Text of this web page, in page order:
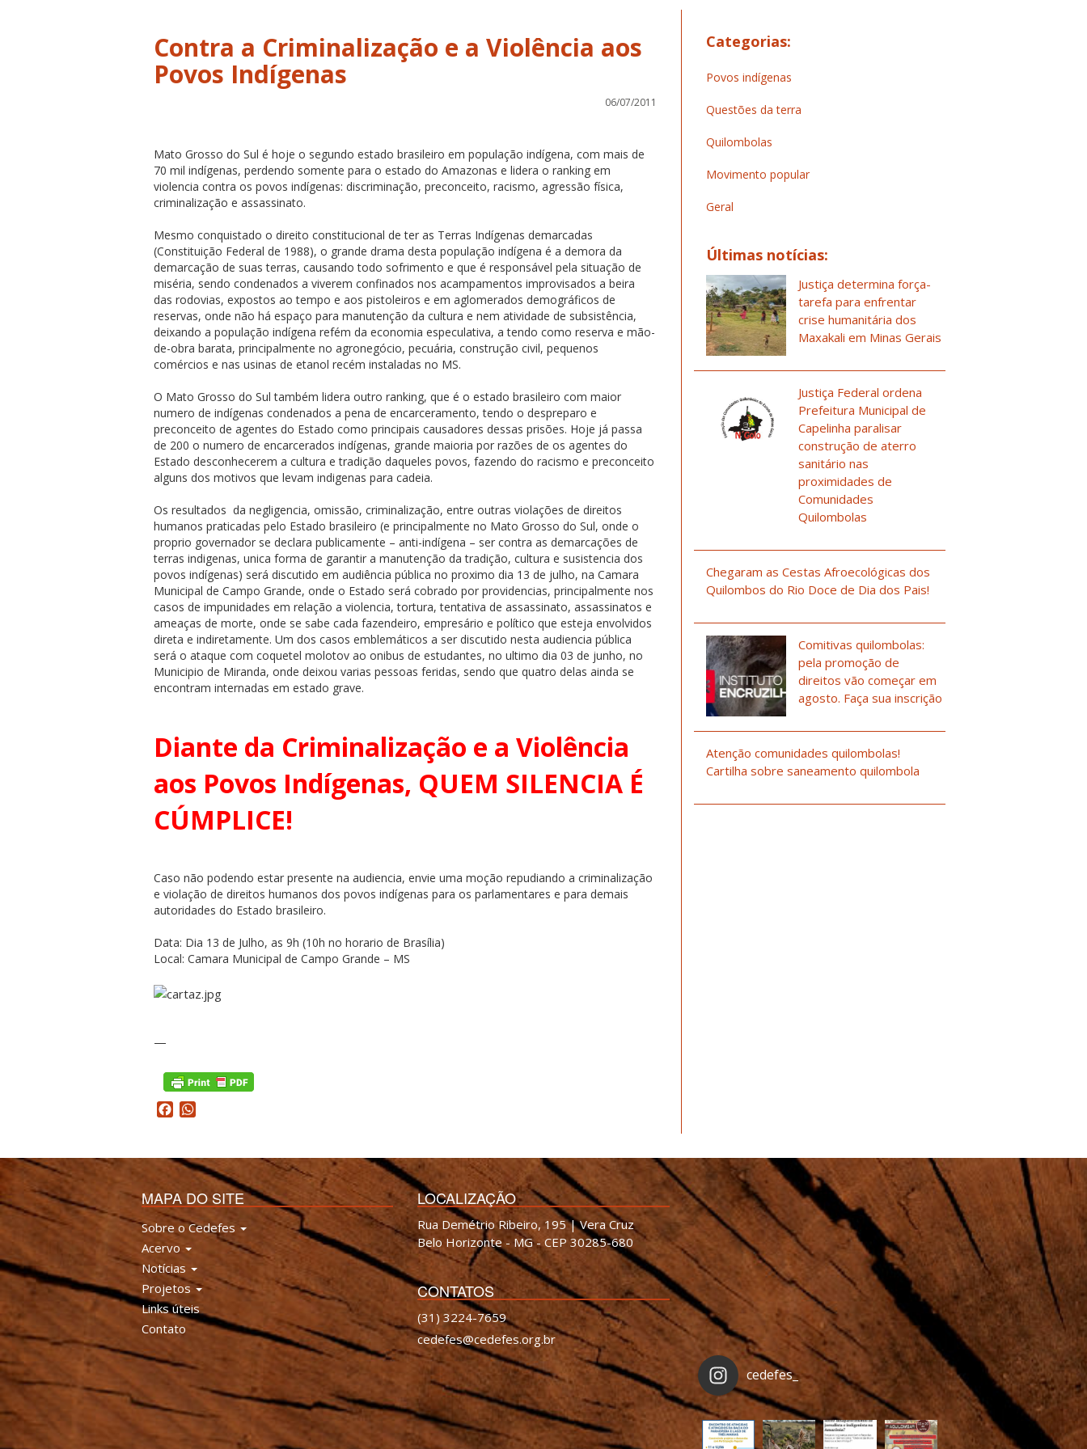
Contra a Criminalização e a Violência aos
Povos Indígenas
06/07/2011
Mato Grosso do Sul é hoje o segundo estado brasileiro em população indígena, com mais de
70 mil indígenas, perdendo somente para o estado do Amazonas e lidera o ranking em
violencia contra os povos indígenas: discriminação, preconceito, racismo, agressão física,
criminalização e assassinato.
Mesmo conquistado o direito constitucional de ter as Terras Indígenas demarcadas
(Constituição Federal de 1988), o grande drama desta população indígena é a demora da
demarcação de suas terras, causando todo sofrimento e que é responsável pela situação de
miséria, sendo condenados a viverem confinados nos acampamentos improvisados a beira
das rodovias, expostos ao tempo e aos pistoleiros e em aglomerados demográficos de
reservas, onde não há espaço para manutenção da cultura e nem atividade de subsistência,
deixando a população indígena refém da economia especulativa, a tendo como reserva e mão-
de-obra barata, principalmente no agronegócio, pecuária, construção civil, pequenos
comércios e nas usinas de etanol recém instaladas no MS.
O Mato Grosso do Sul também lidera outro ranking, que é o estado brasileiro com maior
numero de indígenas condenados a pena de encarceramento, tendo o despreparo e
preconceito de agentes do Estado como principais causadores dessas prisões. Hoje já passa
de 200 o numero de encarcerados indígenas, grande maioria por razões de os agentes do
Estado desconhecerem a cultura e tradição daqueles povos, fazendo do racismo e preconceito
alguns dos motivos que levam indigenas para cadeia.
Os resultados da negligencia, omissão, criminalização, entre outras violações de direitos
humanos praticadas pelo Estado brasileiro (e principalmente no Mato Grosso do Sul, onde o
proprio governador se declara publicamente – anti-indígena – ser contra as demarcações de
terras indigenas, unica forma de garantir a manutenção da tradição, cultura e susistencia dos
povos indígenas) será discutido em audiência pública no proximo dia 13 de julho, na Camara
Municipal de Campo Grande, onde o Estado será cobrado por providencias, principalmente nos
casos de impunidades em relação a violencia, tortura, tentativa de assassinato, assassinatos e
ameaças de morte, onde se sabe cada fazendeiro, empresário e político que esteja envolvidos
direta e indiretamente. Um dos casos emblemáticos a ser discutido nesta audiencia pública
será o ataque com coquetel molotov ao onibus de estudantes, no ultimo dia 03 de junho, no
Municipio de Miranda, onde deixou varias pessoas feridas, sendo que quatro delas ainda se
encontram internadas em estado grave.
Diante da Criminalização e a Violência
aos Povos Indígenas, QUEM SILENCIA É
CÚMPLICE!
Caso não podendo estar presente na audiencia, envie uma moção repudiando a criminalização
e violação de direitos humanos dos povos indígenas para os parlamentares e para demais
autoridades do Estado brasileiro.
Data: Dia 13 de Julho, as 9h (10h no horario de Brasília)
Local: Camara Municipal de Campo Grande – MS
—
Facebook
Categorias:
Povos indígenas
Questões da terra
Quilombolas
Movimento popular
Geral
Últimas notícias:
Justiça determina força-
tarefa para enfrentar
crise humanitária dos
Maxakali em Minas Gerais
Justiça Federal ordena
Prefeitura Municipal de
Capelinha paralisar
construção de aterro
sanitário nas
proximidades de
Comunidades
Quilombolas
Chegaram as Cestas Afroecológicas dos
Quilombos do Rio Doce de Dia dos Pais!
Comitivas quilombolas:
pela promoção de
direitos vão começar em
agosto. Faça sua inscrição
Atenção comunidades quilombolas!
Cartilha sobre saneamento quilombola
MAPA DO SITE
Sobre o Cedefes
Acervo
Notícias
Projetos
Links úteis
Contato
LOCALIZAÇÃO
Rua Demétrio Ribeiro, 195 | Vera Cruz
Belo Horizonte - MG - CEP 30285-680
CONTATOS
(31) 3224-7659
cedefes@cedefes.org.br
cedefes_